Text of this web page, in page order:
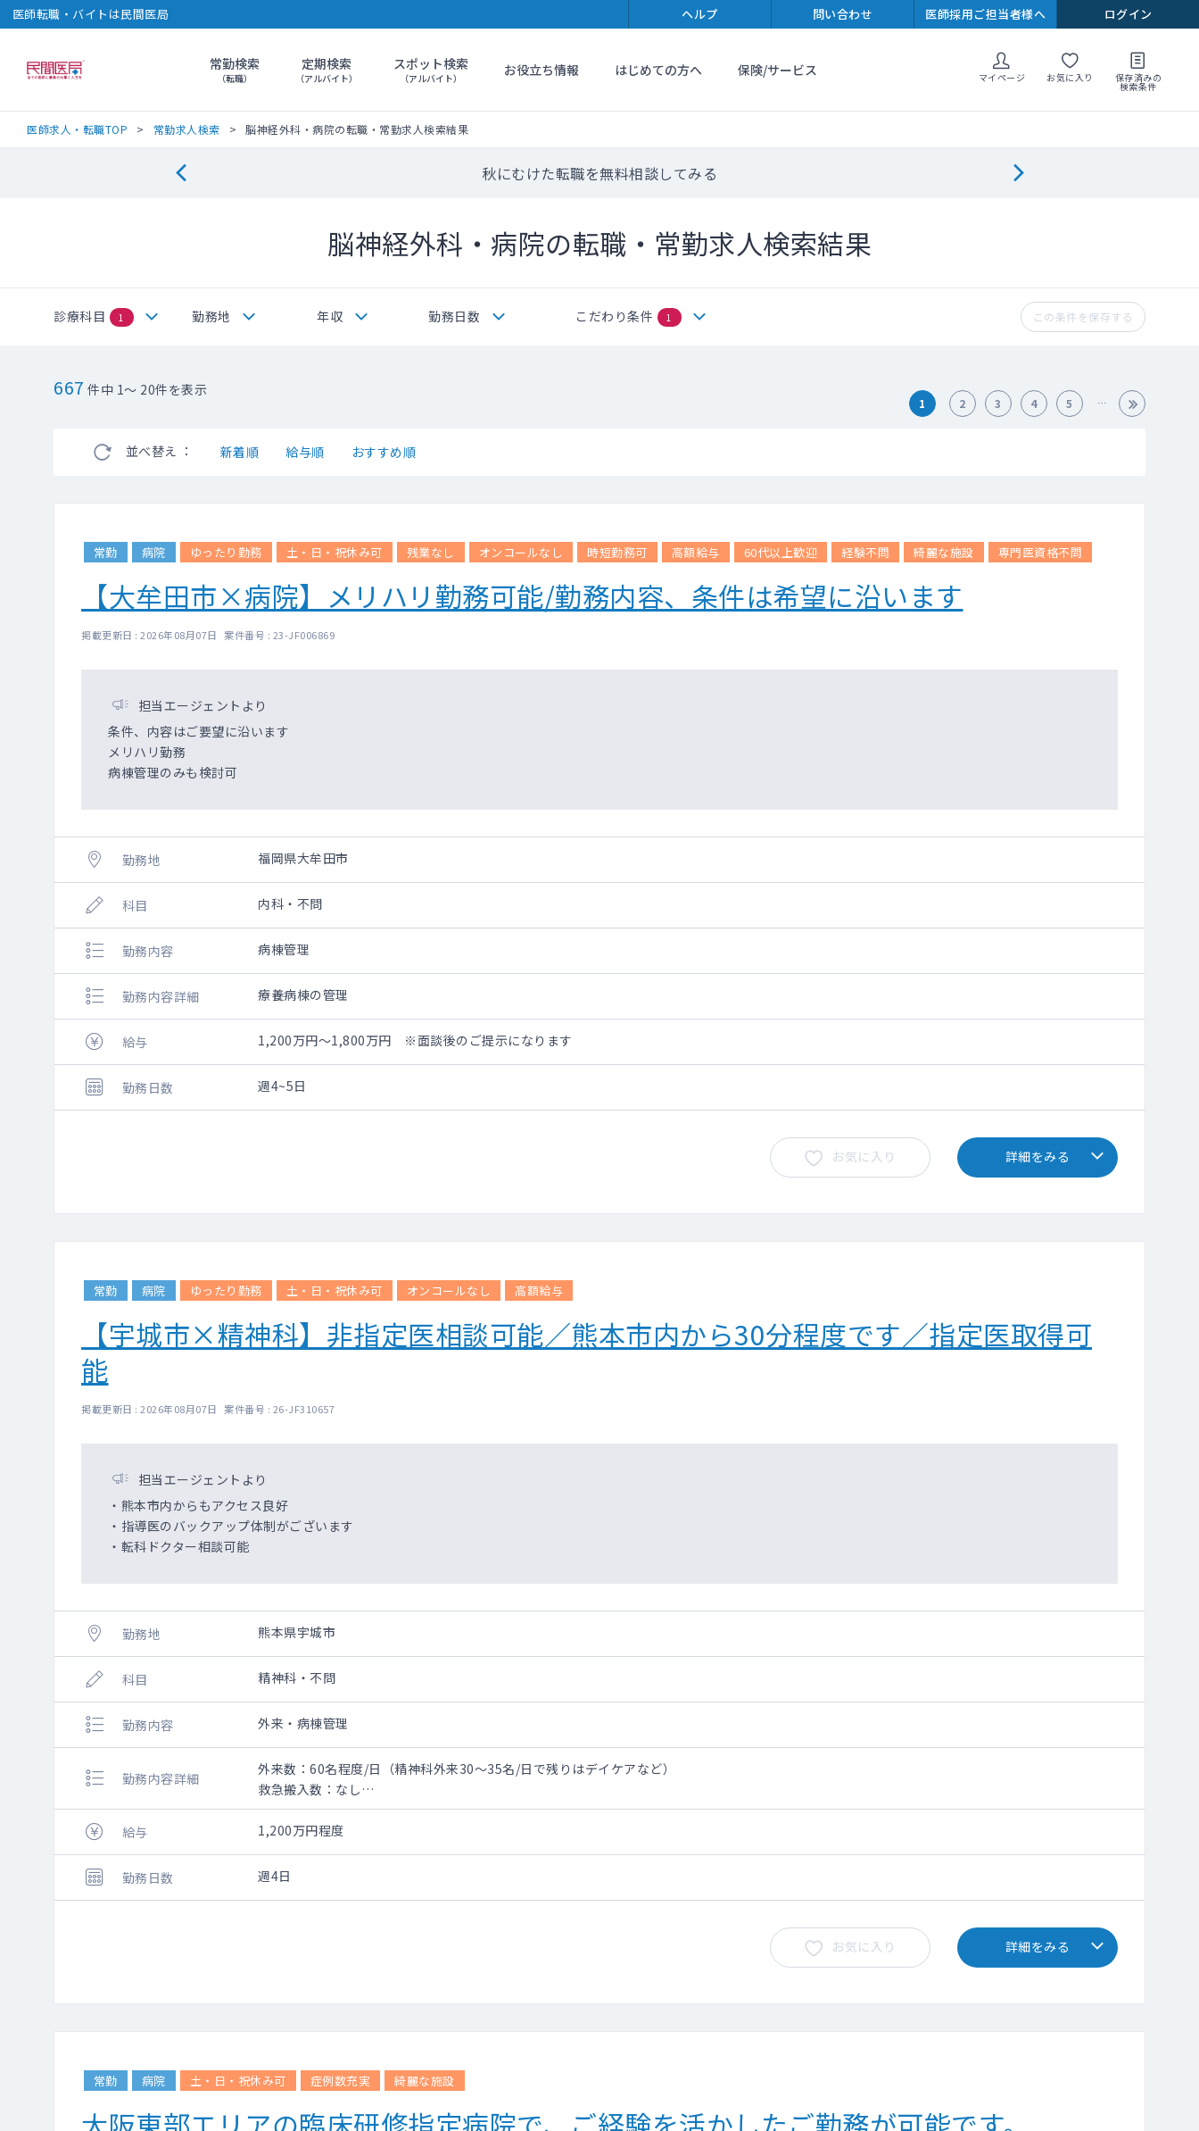
医師転職・バイトは民間医局 ヘルプ 問い合わせ 医師採用ご担当者様へ ログイン
民間医局常勤検索
（転職）
定期検索
（アルバイト）
スポット検索
（アルバイト） お役立ち情報 はじめての方へ 保険/サービス マイページ お気に入り 保存済みの
検索条件
医師求人・転職TOP 常勤求人検索 脳神経外科・病院の転職・常勤求人検索結果
秋にむけた転職を無料相談してみる
脳神経外科・病院の転職・常勤求人検索結果
診療科目 1 勤務地 年収 勤務日数 こだわり条件 1 この条件を保存する
667 件中 1～ 20件を表示
並べ替え ： 新着順 給与順 おすすめ順
1 2 3 4 5
常勤 病院 ゆったり勤務 土・日・祝休み可 残業なし オンコールなし 時短勤務可 高額給与 60代以上歓迎 経験不問 綺麗な施設 専門医資格不問
【大牟田市×病院】メリハリ勤務可能/勤務内容、条件は希望に沿います
掲載更新日 : 2026年08月07日 案件番号 : 23-JF006869
担当エージェントより
条件、内容はご要望に沿います
メリハリ勤務
病棟管理のみも検討可
勤務地 福岡県大牟田市
科目 内科・不問
勤務内容 病棟管理
勤務内容詳細 療養病棟の管理
給与 1,200万円～1,800万円 ※面談後のご提示になります
勤務日数 週4~5日
お気に入り 詳細をみる
常勤 病院 ゆったり勤務 土・日・祝休み可 オンコールなし 高額給与
【宇城市×精神科】非指定医相談可能／熊本市内から30分程度です／指定医取得可
能
掲載更新日 : 2026年08月07日 案件番号 : 26-JF310657
担当エージェントより
・熊本市内からもアクセス良好
・指導医のバックアップ体制がございます
・転科ドクター相談可能
勤務地 熊本県宇城市
科目 精神科・不問
勤務内容 外来・病棟管理
勤務内容詳細
外来数：60名程度/日（精神科外来30～35名/日で残りはデイケアなど）
救急搬入数：なし
〇外来・病棟の対応
〇うつ病、認知症の患者の割合が高いです（アルコール依存症も稀にいます）
〇指導医のサポート体制がございます。
給与 1,200万円程度
勤務日数 週4日
お気に入り 詳細をみる
常勤 病院 土・日・祝休み可 症例数充実 綺麗な施設